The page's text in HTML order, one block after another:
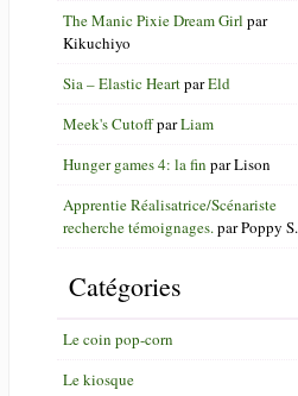
The Manic Pixie Dream Girl par
Kikuchiyo
Sia – Elastic HeartparEld
Meek's CutoffparLiam
Hunger games 4: la fin parLison
Apprentie Réalisatrice/Scénariste
recherche témoignages. parPoppy S.
Catégories
Le coin pop-corn
Le kiosque